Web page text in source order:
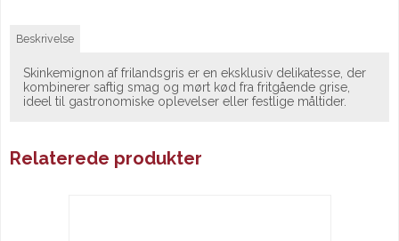
Beskrivelse
Skinkemignon af frilandsgris er en eksklusiv delikatesse, der
kombinerer saftig smag og mørt kød fra fritgående grise,
ideel til gastronomiske oplevelser eller festlige måltider.
Relaterede produkter